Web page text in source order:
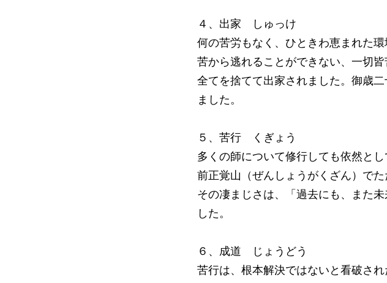
４、出家 しゅっけ
何の苦労もなく、ひときわ恵まれた
苦から逃れることができない、一切
全てを捨てて出家されました。御歳
ました。
５、苦行 くぎょう
多くの師について修行しても依然と
前正覚山（ぜんしょうがくざん）で
その凄まじさは、「過去にも、また
した。
６、成道 じょうどう
苦行は、根本解決ではないと看破さ